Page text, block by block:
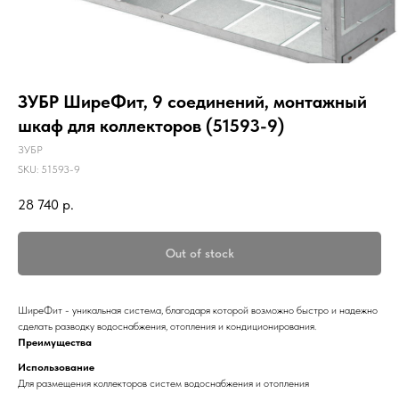
ЗУБР ШиреФит, 9 соединений, монтажный
шкаф для коллекторов (51593-9)
ЗУБР
SKU: 51593-9
28 740 р.
Out of stock
ШиреФит - уникальная система, благодаря которой возможно быстро и надежно
сделать разводку водоснабжения, отопления и кондиционирования.
Преимущества
Использование
Для размещения коллекторов систем водоснабжения и отопления